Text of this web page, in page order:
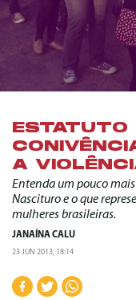
ESTATUTO
A
Entenda um pouco
Nascituro e o que
mulheres brasileiras.
JANAÍNA CALU
23 JUN 2013, 18:14